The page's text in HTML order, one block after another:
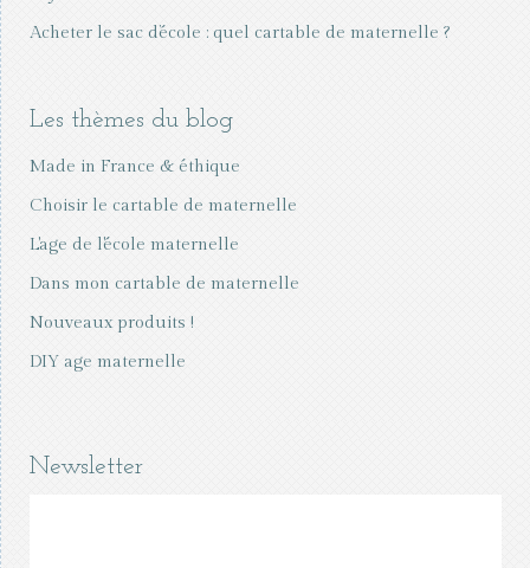
Acheter le sac d’école : quel cartable de maternelle ?
Les thèmes du blog
Made in France & éthique
Choisir le cartable de maternelle
L'age de l'école maternelle
Dans mon cartable de maternelle
Nouveaux produits !
DIY age maternelle
Newsletter